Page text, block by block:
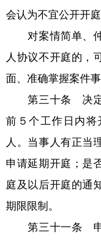
会认为不宜公开开
对案情简单、仲
人协议不开庭的，
面、准确掌握案件
第三十条 决定
前５个工作日内
人。当事人有正当
申请延期开庭；是
庭及以后开庭的通
期限限制。
第三十一条 申